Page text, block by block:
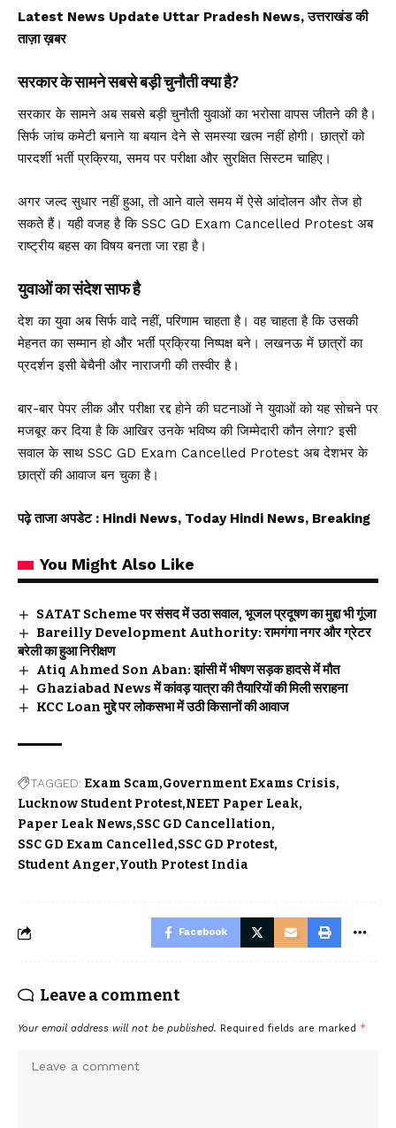
Latest News Update Uttar Pradesh News, उत्तराखंड की
ताज़ा ख़बर
सरकार के सामने सबसे बड़ी चुनौती क्या है?
सरकार के सामने अब सबसे बड़ी चुनौती युवाओं का भरोसा वापस जीतने की है।
सिर्फ जांच कमेटी बनाने या बयान देने से समस्या खत्म नहीं होगी। छात्रों को
पारदर्शी भर्ती प्रक्रिया, समय पर परीक्षा और सुरक्षित सिस्टम चाहिए।
अगर जल्द सुधार नहीं हुआ, तो आने वाले समय में ऐसे आंदोलन और तेज हो
सकते हैं। यही वजह है कि SSC GD Exam Cancelled Protest अब
राष्ट्रीय बहस का विषय बनता जा रहा है।
युवाओं का संदेश साफ है
देश का युवा अब सिर्फ वादे नहीं, परिणाम चाहता है। वह चाहता है कि उसकी
मेहनत का सम्मान हो और भर्ती प्रक्रिया निष्पक्ष बने। लखनऊ में छात्रों का
प्रदर्शन इसी बेचैनी और नाराजगी की तस्वीर है।
बार-बार पेपर लीक और परीक्षा रद्द होने की घटनाओं ने युवाओं को यह सोचने पर
मजबूर कर दिया है कि आखिर उनके भविष्य की जिम्मेदारी कौन लेगा? इसी
सवाल के साथ SSC GD Exam Cancelled Protest अब देशभर के
छात्रों की आवाज बन चुका है।
पढ़े ताजा अपडेट : Hindi News, Today Hindi News, Breaking
You Might Also Like
SATAT Scheme पर संसद में उठा सवाल, भूजल प्रदूषण का मुद्दा भी गूंजा
Bareilly Development Authority: रामगंगा नगर और ग्रेटर
बरेली का हुआ निरीक्षण
Atiq Ahmed Son Aban: झांसी में भीषण सड़क हादसे में मौत
Ghaziabad News में कांवड़ यात्रा की तैयारियों की मिली सराहना
KCC Loan मुद्दे पर लोकसभा में उठी किसानों की आवाज
TAGGED: Exam Scam Government Exams Crisis
Lucknow Student Protest NEET Paper Leak
Paper Leak News SSC GD Cancellation
SSC GD Exam Cancelled SSC GD Protest
Student Anger Youth Protest India
Facebook
Leave a comment
Your email address will not be published. Required fields are marked *